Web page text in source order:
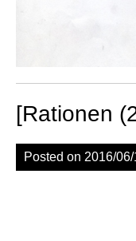
[Rationen
Posted on 2016/